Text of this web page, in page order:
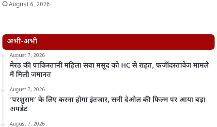
August 6, 2026
अभी-अभी
August 7, 2026
मेरठ की पाकिस्तानी महिला सबा मसूद को HC से राहत, फर्जी दस्तावेज मामले
में मिली जमानत
August 7, 2026
‘परशुराम’ के लिए करना होगा इंतजार, सनी देओल की फिल्म पर आया बड़ा
अपडेट
August 7, 2026